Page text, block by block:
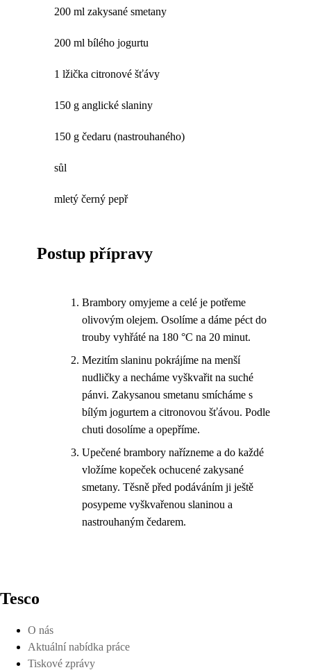
200 ml zakysané smetany
200 ml bílého jogurtu
1 lžička citronové šťávy
150 g anglické slaniny
150 g čedaru (nastrouhaného)
sůl
mletý černý pepř
Postup přípravy
Brambory omyjeme a celé je potřeme
olivovým olejem. Osolíme a dáme péct do
trouby vyhřáté na 180 °C na 20 minut.
Mezitím slaninu pokrájíme na menší
nudličky a necháme vyškvařit na suché
pánvi. Zakysanou smetanu smícháme s
bílým jogurtem a citronovou šťávou. Podle
chuti dosolíme a opepříme.
Upečené brambory nařízneme a do každé
vložíme kopeček ochucené zakysané
smetany. Těsně před podáváním ji ještě
posypeme vyškvařenou slaninou a
nastrouhaným čedarem.
Tesco
O nás
Aktuální nabídka práce
Tiskové zprávy